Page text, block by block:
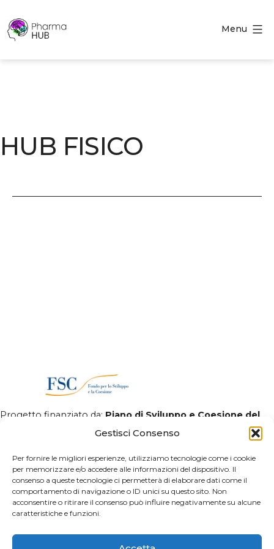
Gestisci Consenso
Per fornire le migliori esperienze, utilizziamo tecnologie come i cookie
per memorizzare e/o accedere alle informazioni del dispositivo. Il
consenso a queste tecnologie ci permetterà di elaborare dati come il
comportamento di navigazione o ID unici su questo sito. Non
acconsentire o ritirare il consenso può influire negativamente su alcune
caratteristiche e funzioni.
Menu
HUB FISICO
Progetto finanziato da: Piano di Sviluppo e Coesione del
Ministero della Salute 2014-2020- Piano operativo salute -
farmaceutico"